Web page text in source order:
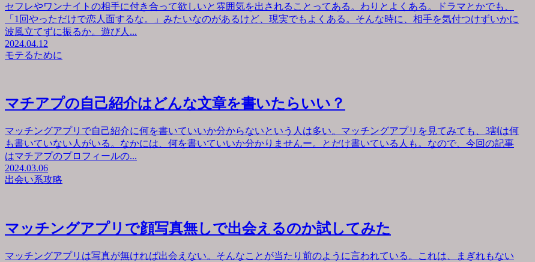
セフレやワンナイトの相手に付き合って欲しいと雰囲気を出されることってある。わりとよくある。ドラマとかでも、
「1回やっただけで恋人面するな。」みたいなのがあるけど、現実でもよくある。そんな時に、相手を気付つけずいかに
波風立てずに振るか。遊び人...
2024.04.12
モテるために
マチアプの自己紹介はどんな文章を書いたらいい？
マッチングアプリで自己紹介に何を書いていいか分からないという人は多い。マッチングアプリを見てみても、3割は何
も書いていない人がいる。なかには、何を書いていいか分かりませんー。とだけ書いている人も。なので、今回の記事
はマチアプのプロフィールの...
2024.03.06
出会い系攻略
マッチングアプリで顔写真無しで出会えるのか試してみた
マッチングアプリは写真が無ければ出会えない。そんなことが当たり前のように言われている。これは、まぎれもない